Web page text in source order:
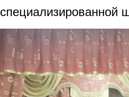
специализированной